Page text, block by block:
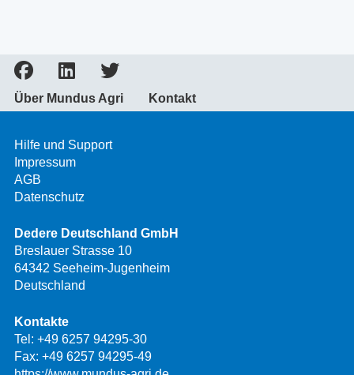
Über Mundus Agri Kontakt
Hilfe und Support
Impressum
AGB
Datenschutz
Dedere Deutschland GmbH
Breslauer Strasse 10
64342 Seeheim-Jugenheim
Deutschland
Kontakte
Tel: +49 6257 94295-30
Fax: +49 6257 94295-49